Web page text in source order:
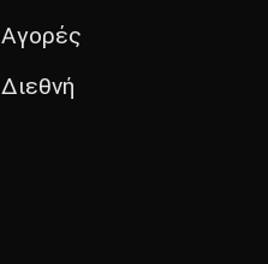
Αγορές
Διεθνή